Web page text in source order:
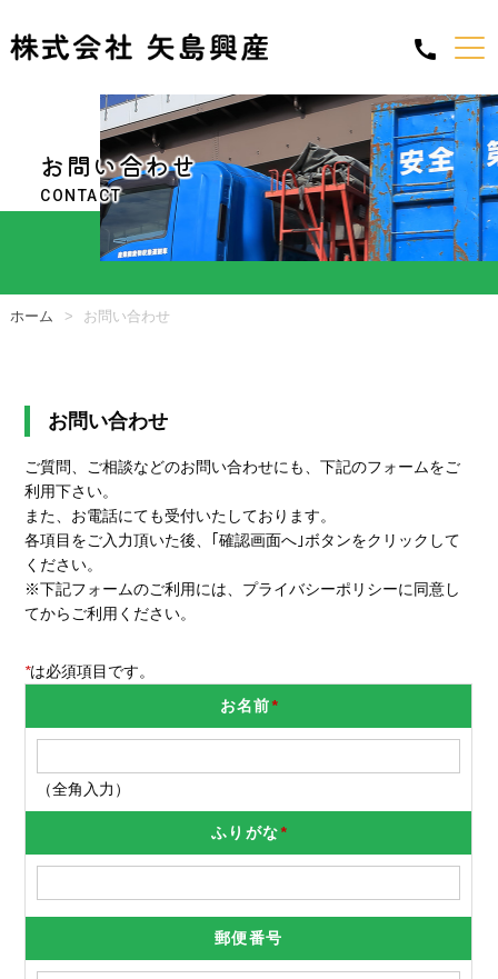
お問い合わせ
CONTACT
ホーム お問い合わせ
お問い合わせ
ご質問、ご相談などのお問い合わせにも、下記のフォームをご
利用下さい。
また、お電話にても受付いたしております。
各項目をご入力頂いた後、｢確認画面へ｣ボタンをクリックして
ください。
※下記フォームのご利用には、 プライバシーポリシーに同意し
てからご利用ください。
*は必須項目です。
お名前*
（全角入力）
ふりがな*
郵便番号